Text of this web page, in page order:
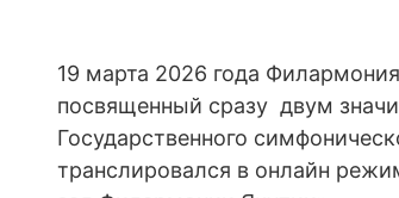
19 марта 2026 года
посвященный сразу двум
Государственного
транслировался в онлайн